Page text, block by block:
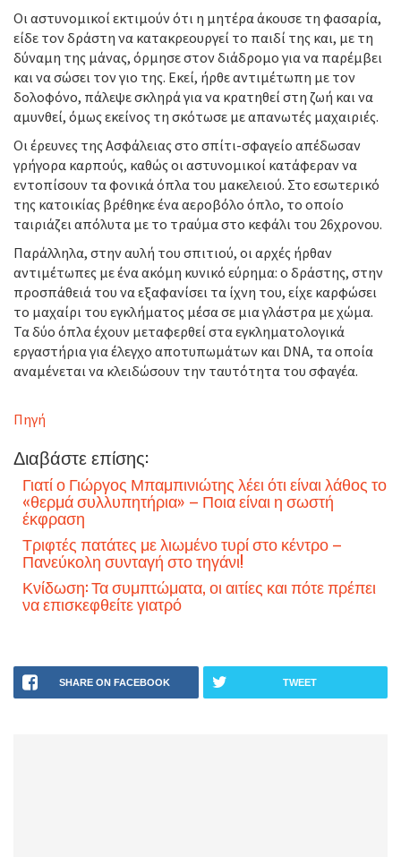
Οι αστυνομικοί εκτιμούν ότι η μητέρα άκουσε τη φασαρία,
είδε τον δράστη να κατακρεουργεί το παιδί της και, με τη
δύναμη της μάνας, όρμησε στον διάδρομο για να παρέμβει
και να σώσει τον γιο της. Εκεί, ήρθε αντιμέτωπη με τον
δολοφόνο, πάλεψε σκληρά για να κρατηθεί στη ζωή και να
αμυνθεί, όμως εκείνος τη σκότωσε με απανωτές μαχαιριές.
Οι έρευνες της Ασφάλειας στο σπίτι-σφαγείο απέδωσαν
γρήγορα καρπούς, καθώς οι αστυνομικοί κατάφεραν να
εντοπίσουν τα φονικά όπλα του μακελειού. Στο εσωτερικό
της κατοικίας βρέθηκε ένα αεροβόλο όπλο, το οποίο
ταιριάζει απόλυτα με το τραύμα στο κεφάλι του 26χρονου.
Παράλληλα, στην αυλή του σπιτιού, οι αρχές ήρθαν
αντιμέτωπες με ένα ακόμη κυνικό εύρημα: ο δράστης, στην
προσπάθειά του να εξαφανίσει τα ίχνη του, είχε καρφώσει
το μαχαίρι του εγκλήματος μέσα σε μια γλάστρα με χώμα.
Τα δύο όπλα έχουν μεταφερθεί στα εγκληματολογικά
εργαστήρια για έλεγχο αποτυπωμάτων και DNA, τα οποία
αναμένεται να κλειδώσουν την ταυτότητα του σφαγέα.
Πηγή
Διαβάστε επίσης:
Γιατί ο Γιώργος Μπαμπινιώτης λέει ότι είναι λάθος το
«θερμά συλλυπητήρια» – Ποια είναι η σωστή
έκφραση
Τριφτές πατάτες με λιωμένο τυρί στο κέντρο –
Πανεύκολη συνταγή στο τηγάνι!
Κνίδωση: Τα συμπτώματα, οι αιτίες και πότε πρέπει
να επισκεφθείτε γιατρό
SHARE ON FACEBOOK TWEET